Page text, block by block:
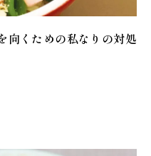
向くための私なりの対処